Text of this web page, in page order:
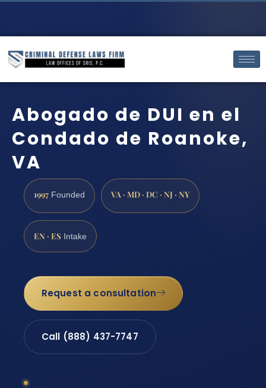
Abogado de DUI en el
Condado de Roanoke,
VA
1997 Founded VA · MD · DC · NJ · NY
EN · ES Intake
Request a consultation
Call (888) 437-7747